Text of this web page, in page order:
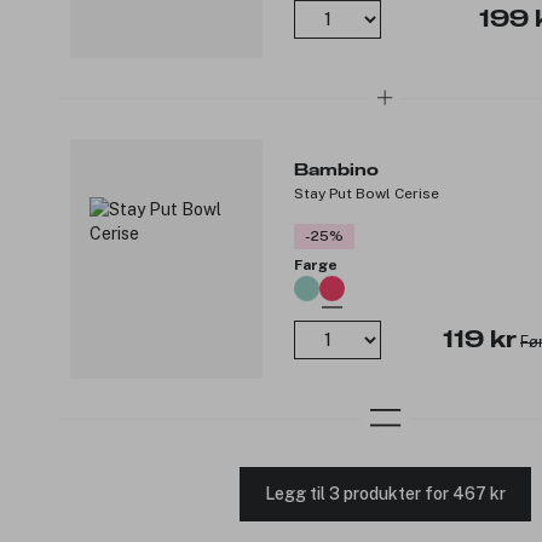
199
Bambino
Stay Put Bowl Cerise
-25%
Farge
119 kr
Legg til 3 produkter for 467 kr